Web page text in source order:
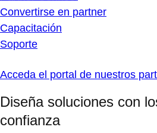
Convertirse en partner
Capacitación
Soporte
Acceda el portal de nuestros
Diseña soluciones con
confianza